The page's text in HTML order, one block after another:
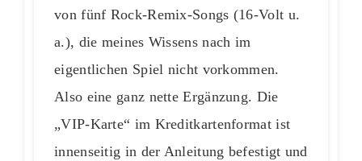
von fünf Rock-Remix-Songs (16-Volt u.
a.), die meines Wissens nach im
eigentlichen Spiel nicht vorkommen.
Also eine ganz nette Ergänzung. Die
„VIP-Karte“ im Kreditkartenformat ist
innenseitig in der Anleitung befestigt und